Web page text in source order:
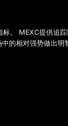
。 MEXC提供追
的相对强势做出明